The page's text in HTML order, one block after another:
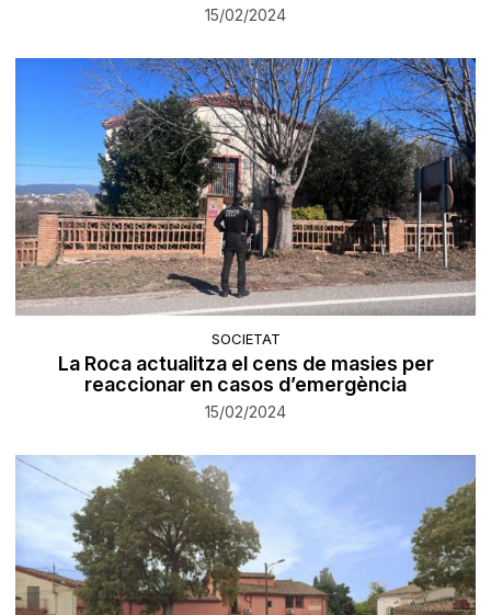
15/02/2024
SOCIETAT
La Roca actualitza el cens de masies per
reaccionar en casos d’emergència
15/02/2024